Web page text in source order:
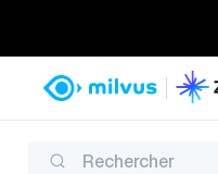
Rechercher